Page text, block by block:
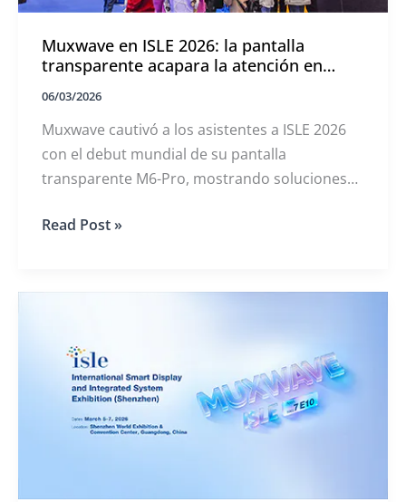
Muxwave en ISLE 2026: la pantalla
transparente acapara la atención en
06/03/2026
Muxwave cautivó a los asistentes a ISLE 2026
con el debut mundial de su pantalla
transparente M6-Pro, mostrando soluciones
perfectamente en los espacios
Muxwave
la
acapara
atención
Shenzhen
Read Post »